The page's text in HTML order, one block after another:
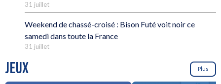
31 juillet
Weekend de chassé-croisé : Bison Futé voit noir ce
samedi dans toute la France
31 juillet
JEUX Plus